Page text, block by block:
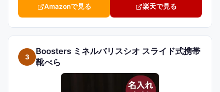
Amazonで見る 楽天で見る
3
Boosters ミネルバリスシオ スライド式携帯
靴べら